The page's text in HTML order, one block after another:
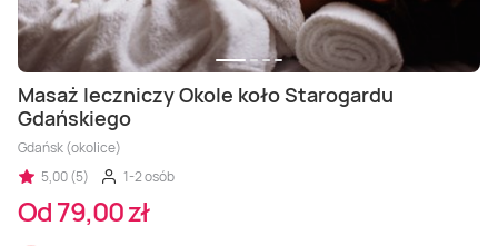
Masaż leczniczy Okole koło Starogardu
Gdańskiego
Gdańsk (okolice)
5,00 (5)
1-2 osób
Od 79,00 zł